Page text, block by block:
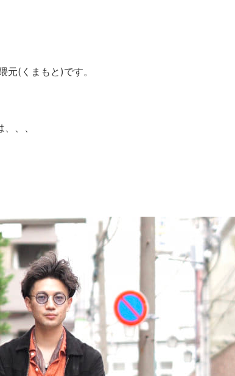
元(くまもと)です。
、、